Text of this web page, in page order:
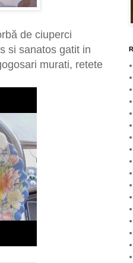
de ciuperci
si sanatos gatit in
murati, retete